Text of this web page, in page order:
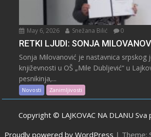
May 6, 2026 Snežana Bilić 0
RETKI LJUDI: SONJA
Sonja Milovanović je nastavnica srpskog
književnosti u OŠ „Mile Dubljević“ u
pesnikinja,...
Novosti Zanimljivosti
Copyright © LAJKOVAC NA DLANU Sva
Proudly powered by WordPress | Theme: